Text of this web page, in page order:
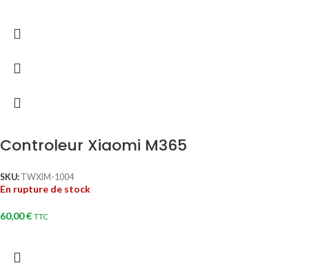
Controleur Xiaomi M365
SKU: TWXIM-1004
En rupture de stock
60,00€ TTC